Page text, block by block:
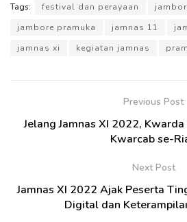
Tags: festival dan perayaan
jambore pramuka
jamnas 11
jamnas xi
kegiatan jamnas
Previous Post
Jelang Jamnas XI 2022,
Kwarcab se-
Next Post
Jamnas XI 2022 Ajak Peserta
Digital dan